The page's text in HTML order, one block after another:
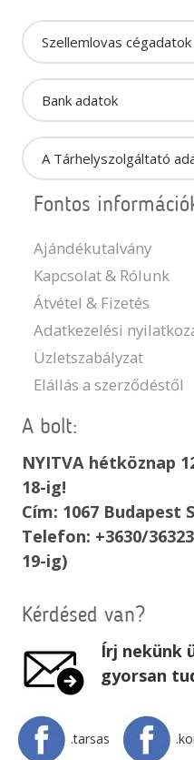
Szellemlovas cégadatok
Bank adatok
A Tárhelyszolgáltató
Fontos
Ajándékutalvány
Kapcsolat & Rólunk
Átvétel & Fizetés
Adatkezelési
Üzletszabályzat
Elállás a szerződéstől
A bolt:
NYITVA hétköznap
18-ig!
Cím: 1067 Budapest
Telefon: +3630/
19-ig)
Kérdésed van?
Írj nekünk
gyorsan
.tarsas